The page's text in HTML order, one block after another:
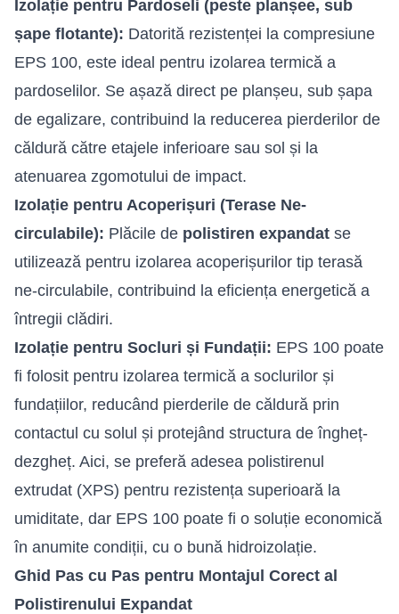
Izolație pentru Pardoseli (peste planșee, sub
șape flotante): Datorită rezistenței la compresiune
EPS 100, este ideal pentru izolarea termică a
pardoselilor. Se așază direct pe planșeu, sub șapa
de egalizare, contribuind la reducerea pierderilor de
căldură către etajele inferioare sau sol și la
atenuarea zgomotului de impact.
Izolație pentru Acoperișuri (Terase Ne-
circulabile): Plăcile de polistiren expandat se
utilizează pentru izolarea acoperișurilor tip terasă
ne-circulabile, contribuind la eficiența energetică a
întregii clădiri.
Izolație pentru Socluri și Fundații: EPS 100 poate
fi folosit pentru izolarea termică a soclurilor și
fundațiilor, reducând pierderile de căldură prin
contactul cu solul și protejând structura de îngheț-
dezgheț. Aici, se preferă adesea polistirenul
extrudat (XPS) pentru rezistența superioară la
umiditate, dar EPS 100 poate fi o soluție economică
în anumite condiții, cu o bună hidroizolație.
Ghid Pas cu Pas pentru Montajul Corect al
Polistirenului Expandat